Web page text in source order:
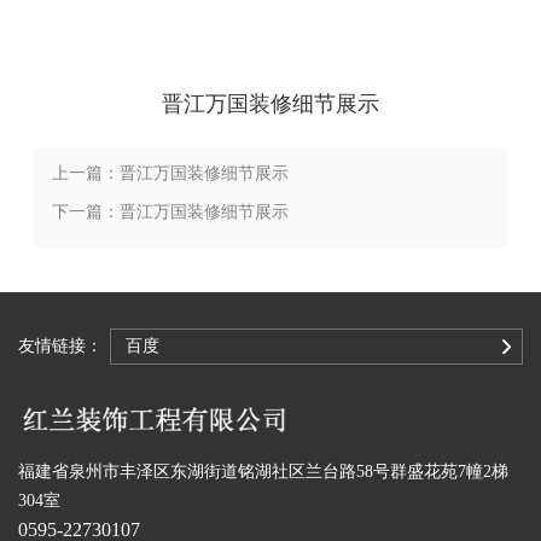
晋江万国装修细节展示
上一篇：晋江万国装修细节展示
下一篇：晋江万国装修细节展示
友情链接： 百度
福建省泉州市丰泽区东湖街道铭湖社区兰台路58号群盛花苑7幢2梯
304室
0595-22730107